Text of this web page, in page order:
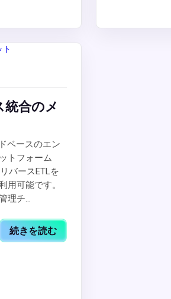
合のメ
ベースのエン
トフォーム
バースETLを
用可能です。
理チ...
続きを読む